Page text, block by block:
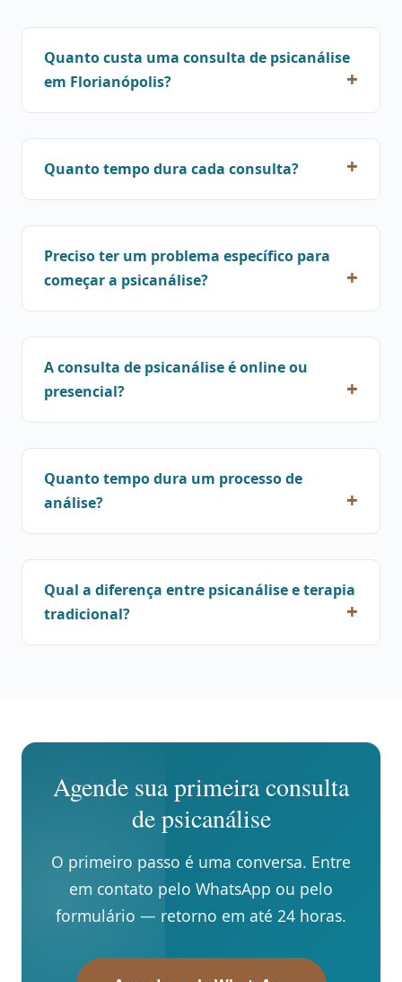
Quanto custa uma consulta de psicanálise
em Florianópolis?
Quanto tempo dura cada consulta?
Preciso ter um problema específico para
começar a psicanálise?
A consulta de psicanálise é online ou
presencial?
Quanto tempo dura um processo de
análise?
Qual a diferença entre psicanálise e terapia
tradicional?
Agende sua primeira consulta
de psicanálise
O primeiro passo é uma conversa. Entre
em contato pelo WhatsApp ou pelo
formulário — retorno em até 24 horas.